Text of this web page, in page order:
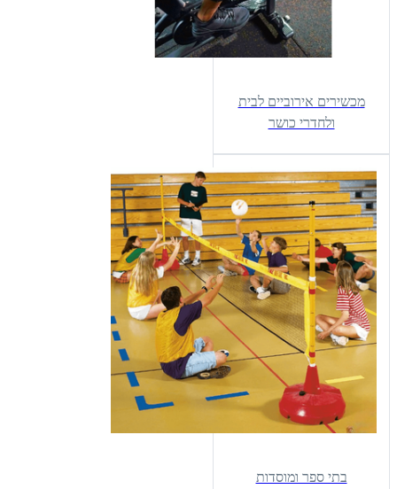
מכשירים אירוביים לבית
ולחדרי כושר
בתי ספר ומוסדות